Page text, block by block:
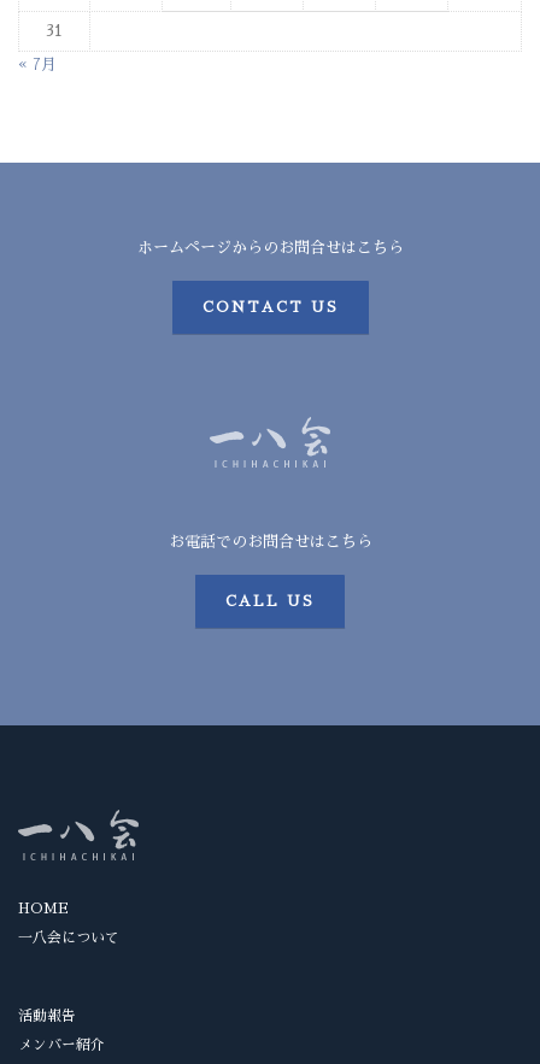
31
« 7月
ホームページからのお問合せはこちら
CONTACT US
お電話でのお問合せはこちら
CALL US
HOME
一八会について
活動報告
メンバー紹介